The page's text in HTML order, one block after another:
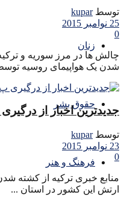
زنان
حقوق بشر
فرهنگ و هنر
توسط kupar
25 نوامبر 2015
0
شدن یک هواپیمای روسیه
جدیدترین اخبار از
توسط kupar
23 نوامبر 2015
0
ارتش این کشور در استان ...